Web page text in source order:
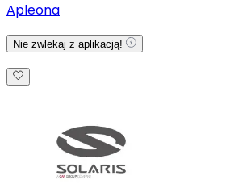
Apleona
Nie zwlekaj z aplikacją!